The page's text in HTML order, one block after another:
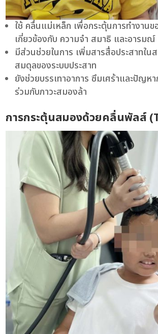
ใช้ คลื่นแม่เหล็ก เพื่อกระตุ้นการทำงาน
เกี่ยวข้องกับ ความจำ สมาธิ และอารมณ์
มีส่วนช่วยในการ เพิ่มสารสื่อประสาทใน
สมดุลของระบบประสาท
ยังช่วยบรรเทาอาการ ซึมเศร้าและปัญ
ร่วมกับภาวะสมองล้า
การกระตุ้นสมองด้วยคลื่นพัลส์